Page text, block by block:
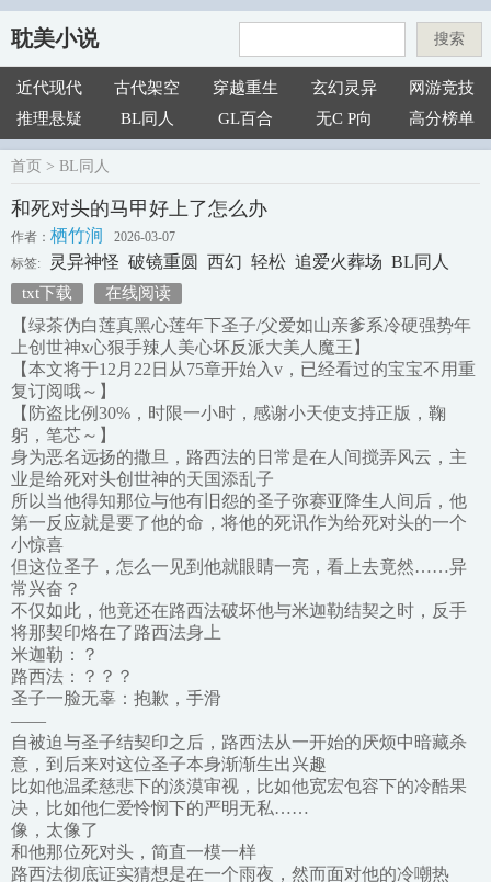
耽美小说 搜索
近代现代 古代架空 穿越重生 玄幻灵异
网游竞技
推理悬疑
BL同人 GL百合 无C P向 高分榜单
首页 > BL同人
和死对头的马甲好上了怎么办
作者： 栖竹涧
2026-03-07
标签:
灵异神怪 破镜重圆 西幻 轻松 追爱火葬场 BL同人
txt下载 在线阅读
【绿茶伪白莲真黑心莲年下圣子/父爱如山亲爹系冷硬强势年
上创世神x心狠手辣人美心坏反派大美人魔王】
【本文将于12月22日从75章开始入v，已经看过的宝宝不用重
复订阅哦～】
【防盗比例30%，时限一小时，感谢小天使支持正版，鞠
躬，笔芯～】
身为恶名远扬的撒旦，路西法的日常是在人间搅弄风云，主
业是给死对头创世神的天国添乱子
所以当他得知那位与他有旧怨的圣子弥赛亚降生人间后，他
第一反应就是要了他的命，将他的死讯作为给死对头的一个
小惊喜
但这位圣子，怎么一见到他就眼睛一亮，看上去竟然……异
常兴奋？
不仅如此，他竟还在路西法破坏他与米迦勒结契之时，反手
将那契印烙在了路西法身上
米迦勒：？
路西法：？？？
圣子一脸无辜：抱歉，手滑
——
自被迫与圣子结契印之后，路西法从一开始的厌烦中暗藏杀
意，到后来对这位圣子本身渐渐生出兴趣
比如他温柔慈悲下的淡漠审视，比如他宽宏包容下的冷酷果
决，比如他仁爱怜悯下的严明无私……
像，太像了
和他那位死对头，简直一模一样
路西法彻底证实猜想是在一个雨夜，然而面对他的冷嘲热